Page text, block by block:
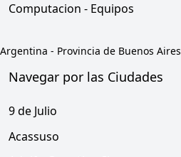
Computacion - Equipos
Argentina - Provincia de Buenos Aires
Navegar por las Ciudades
9 de Julio
Acassuso